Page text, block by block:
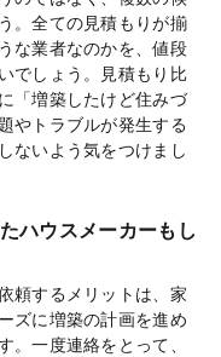
。全ての見積もりが揃
な業者なのかを、値段
でしょう。見積もり比
「増築したけど住みづ
やトラブルが発生する
ないよう気をつけまし
ハウスメーカーもし
頼するメリットは、家
ズに増築の計画を進め
。一度連絡をとって、